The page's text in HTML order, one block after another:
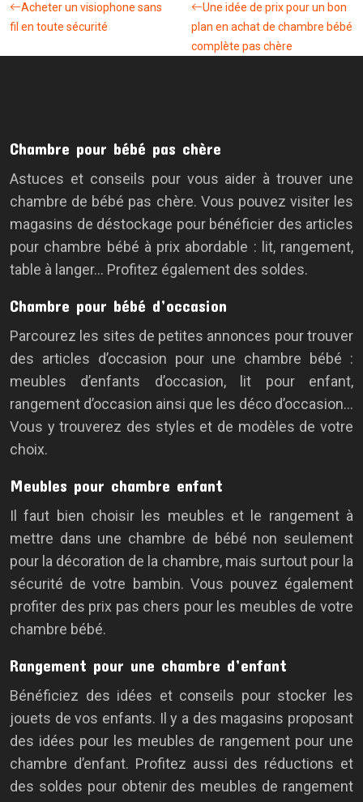
Acheter un visiophone sans
fil en toute sécurité
Une idée de prix pour un bon
plan en achat de chambre bébé
complète pas chère
Chambre pour bébé pas chère
Astuces et conseils pour vous aider à trouver une
chambre de bébé pas chère. Vous pouvez visiter les
magasins de déstockage pour bénéficier des articles
pour chambre bébé à prix abordable : lit, rangement,
table à langer… Profitez également des soldes.
Chambre pour bébé d’occasion
Parcourez les sites de petites annonces pour trouver
des articles d’occasion pour une chambre bébé :
meubles d’enfants d’occasion, lit pour enfant,
rangement d’occasion ainsi que les déco d’occasion…
Vous y trouverez des styles et de modèles de votre
choix.
Meubles pour chambre enfant
Il faut bien choisir les meubles et le rangement à
mettre dans une chambre de bébé non seulement
pour la décoration de la chambre, mais surtout pour la
sécurité de votre bambin. Vous pouvez également
profiter des prix pas chers pour les meubles de votre
chambre bébé.
Rangement pour une chambre d’enfant
Bénéficiez des idées et conseils pour stocker les
jouets de vos enfants. Il y a des magasins proposant
des idées pour les meubles de rangement pour une
chambre d’enfant. Profitez aussi des réductions et
des soldes pour obtenir des meubles de rangement